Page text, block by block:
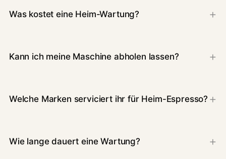
Was kostet eine Heim-Wartung?
Kann ich meine Maschine abholen lassen?
Welche Marken serviciert ihr für Heim-Espresso?
Wie lange dauert eine Wartung?